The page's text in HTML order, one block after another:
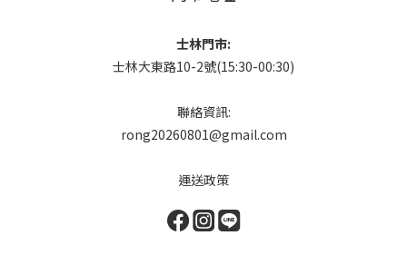
士林門市:
士林大東路10-2號(15:30-00:30)
聯絡資訊:
rong20260801@gmail.com
運送政策